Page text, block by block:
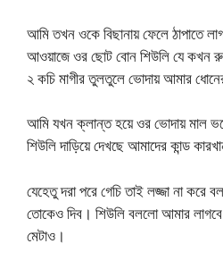
আমি তখন ওকে বিছানায় ফেলে ঠাপাতে
আওয়াজে ওর ছোট বোন শিউলি যে কখন
২ কচি মাগীর তুলতুলে ভোদায় আমার
আমি যখন ক্লান্ত হয়ে ওর ভোদায় মাল
শিউলি দাড়িয়ে দেখছে আমাদের কান্ড
যেহেতু দরা পরে গেচি তাই লজ্জা না করে
তোকেও দিব। শিউলি বললো আমার
মেটাও।